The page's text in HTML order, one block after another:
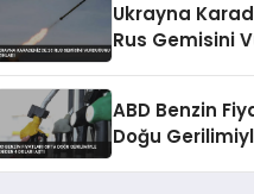
Ukrayna
Rus Gemisini
ABD Benzin
Doğu